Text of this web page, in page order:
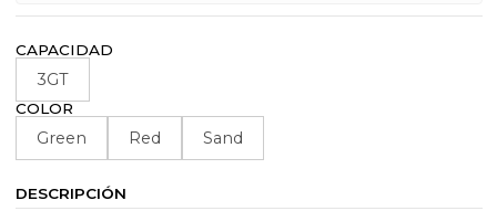
CAPACIDAD
3GT
COLOR
Green Red Sand
DESCRIPCIÓN